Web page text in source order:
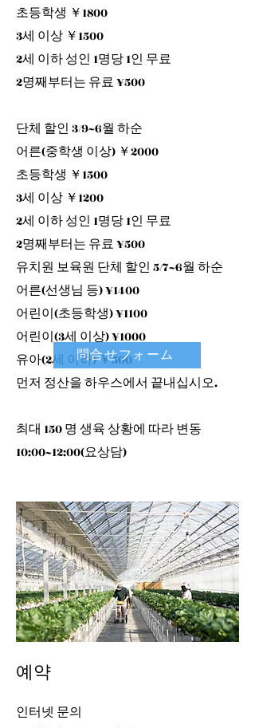
초등학생 ￥1800
3세 이상 ￥1500
2세 이하 성인 1명당 1인 무료
2명째부터는 유료 ¥500
단체 할인 3/9~6월 하순
어른(중학생 이상) ￥2000
초등학생 ￥1500
3세 이상 ￥1200
2세 이하 성인 1명당 1인 무료
2명째부터는 유료 ¥500
유치원 보육원 단체 할인 5/7~6월 하순
어른(선생님 등) ¥1400
어린이(초등학생) ¥1100
어린이(3세 이상) ¥1000
유아(2세 이하) ￥500
먼저 정산을 하우스에서 끝내십시오.
최대 150 명 생육 상황에 따라 변동
10:00~12:00(요상담)
예약
인터넷 문의
問合せフォーム